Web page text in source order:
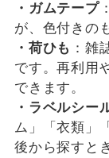
・ガムテープ
が、色付きの
・荷ひも ：雑
です。再利用
できます。
・ラベルシー
ム」「衣類」
後から探すと